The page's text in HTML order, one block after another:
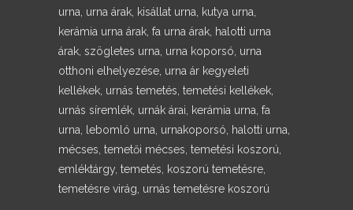
urna, urna árak, kisállat urna, kutya urna,
kerámia urna árak, fa urna árak, halotti urna
árak, szögletes urna, urna koporsó, urna
otthoni elhelyezése, urna ár kegyeleti
kellékek, urnás temetés, temetési kellékek,
urnás síremlék, urnák árai, kerámia urna, fa
urna, lebomló urna, urnakoporsó, halotti urna,
mécses, temetői mécses, temetési koszorú,
emléktárgy, temetés, koszorú temetésre,
temetésre virág, urnás temetésre koszorú